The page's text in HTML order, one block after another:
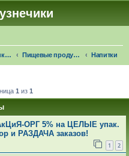
Совместные покупки "Малыши-Кузнечики" Пищевые продукты: 🍁☔🎓 ЧЕРЕЗ 21 ДЕНЬ НАСТУПИТ ОСЕНЬ! Напитки
1 из 1
ОРГ 5% на ЦЕЛЫЕ упак.
и РАЗДАЧА заказов!
1 2